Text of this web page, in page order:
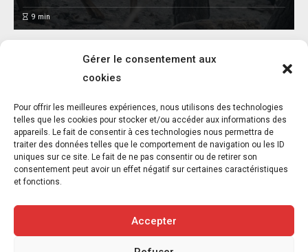
Gérer le consentement aux
cookies
Pour offrir les meilleures expériences, nous utilisons des technologies
telles que les cookies pour stocker et/ou accéder aux informations des
appareils. Le fait de consentir à ces technologies nous permettra de
traiter des données telles que le comportement de navigation ou les ID
uniques sur ce site. Le fait de ne pas consentir ou de retirer son
consentement peut avoir un effet négatif sur certaines caractéristiques
et fonctions.
Accepter
9 min
Réalisme animal : exposition et catalogue –
Musée départemental Gustave Courbet –
Ornans – Jusqu’au 8 novembre 2026
5 août 2026